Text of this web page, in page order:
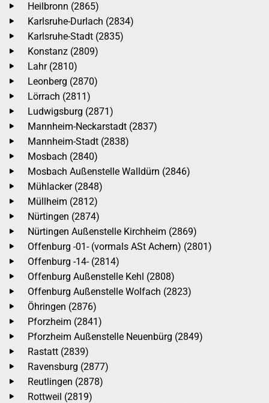
Heilbronn (2865)
Karlsruhe-Durlach (2834)
Karlsruhe-Stadt (2835)
Konstanz (2809)
Lahr (2810)
Leonberg (2870)
Lörrach (2811)
Ludwigsburg (2871)
Mannheim-Neckarstadt (2837)
Mannheim-Stadt (2838)
Mosbach (2840)
Mosbach Außenstelle Walldürn (2846)
Mühlacker (2848)
Müllheim (2812)
Nürtingen (2874)
Nürtingen Außenstelle Kirchheim (2869)
Offenburg -01- (vormals ASt Achern) (2801)
Offenburg -14- (2814)
Offenburg Außenstelle Kehl (2808)
Offenburg Außenstelle Wolfach (2823)
Öhringen (2876)
Pforzheim (2841)
Pforzheim Außenstelle Neuenbürg (2849)
Rastatt (2839)
Ravensburg (2877)
Reutlingen (2878)
Rottweil (2819)